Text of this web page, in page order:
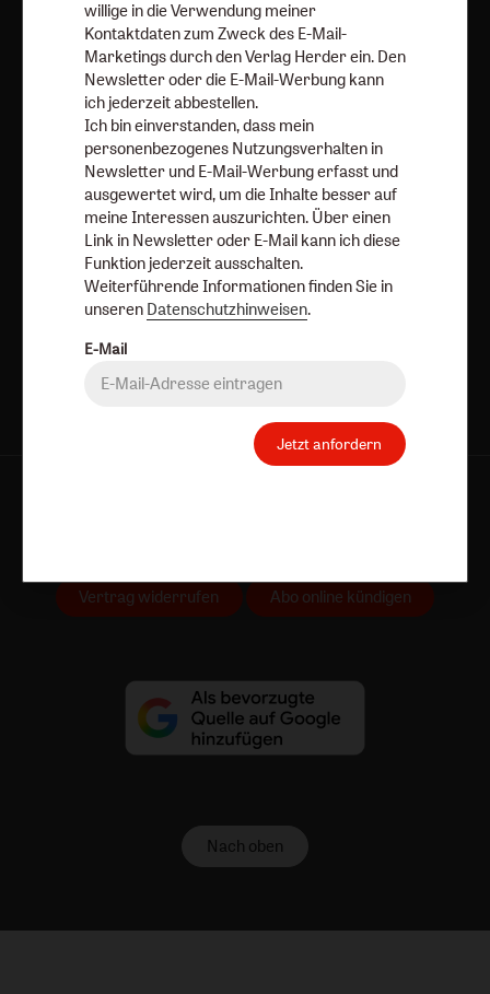
Nutzungsverhalten in Newsletter und E-Mail-Werbung
erfasst und ausgewertet wird, um die Inhalte besser auf
meine Interessen auszurichten. Über einen Link in
Newsletter oder E-Mail kann ich diese Funktion jederzeit
ausschalten.
Weiterführende Informationen finden Sie in unseren
Datenschutzhinweisen.
Vertrag widerrufen Abo online kündigen
Nach oben
willige in die Verwendung meiner
Kontaktdaten zum Zweck des E-Mail-
Marketings durch den Verlag Herder ein. Den
Newsletter oder die E-Mail-Werbung kann
ich jederzeit abbestellen.
Ich bin einverstanden, dass mein
personenbezogenes Nutzungsverhalten in
Newsletter und E-Mail-Werbung erfasst und
ausgewertet wird, um die Inhalte besser auf
meine Interessen auszurichten. Über einen
Link in Newsletter oder E-Mail kann ich diese
Funktion jederzeit ausschalten.
Weiterführende Informationen finden Sie in
unseren Datenschutzhinweisen.
E-Mail
Jetzt anfordern